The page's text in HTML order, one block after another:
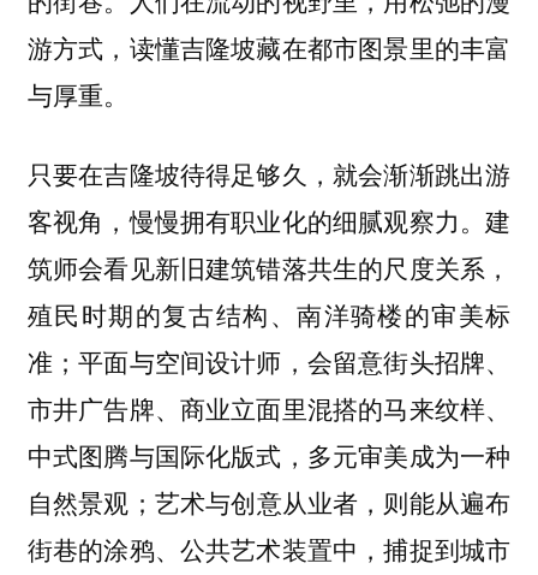
游方式，读懂吉隆坡藏在都市图景里的丰富
与厚重。
只要在吉隆坡待得足够久，就会渐渐跳出游
客视角，慢慢拥有职业化的细腻观察力。建
筑师会看见新旧建筑错落共生的尺度关系，
殖民时期的复古结构、南洋骑楼的审美标
准；平面与空间设计师，会留意街头招牌、
市井广告牌、商业立面里混搭的马来纹样、
中式图腾与国际化版式，多元审美成为一种
自然景观；艺术与创意从业者，则能从遍布
街巷的涂鸦、公共艺术装置中，捕捉到城市